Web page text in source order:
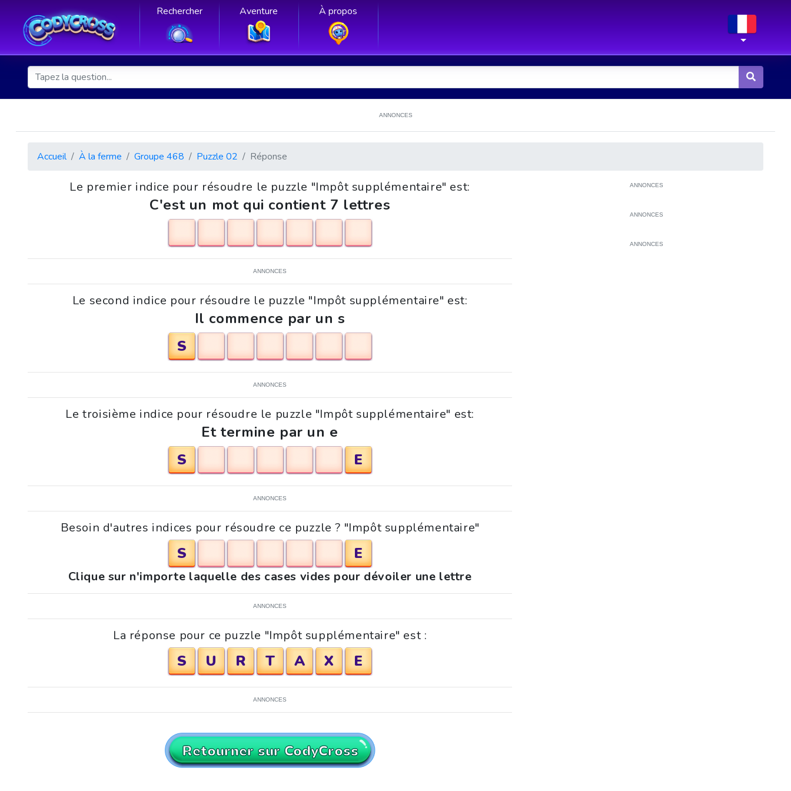
Rechercher Aventure À propos
ANNONCES
Accueil À la ferme Groupe 468 Puzzle 02 Réponse
Le premier indice pour résoudre le puzzle "Impôt supplémentaire" est:
C'est un mot qui contient 7 lettres
ANNONCES
Le second indice pour résoudre le puzzle "Impôt supplémentaire" est:
Il commence par un s
S
ANNONCES
Le troisième indice pour résoudre le puzzle "Impôt supplémentaire" est:
Et termine par un e
S
E
ANNONCES
Besoin d'autres indices pour résoudre ce puzzle ? "Impôt supplémentaire"
S E
Clique sur n'importe laquelle des cases vides pour dévoiler une lettre
ANNONCES
La réponse pour ce puzzle "Impôt supplémentaire" est :
S U R T A X E
ANNONCES
Retourner sur CodyCross
ANNONCES
ANNONCES
ANNONCES